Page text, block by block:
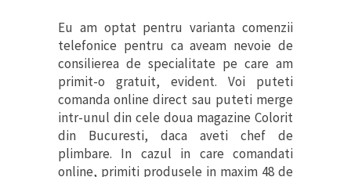
Eu am optat pentru varianta comenzii
telefonice pentru ca aveam nevoie de
consilierea de specialitate pe care am
primit-o gratuit, evident. Voi puteti
comanda online direct sau puteti merge
intr-unul din cele doua magazine Colorit
din Bucuresti, daca aveti chef de
plimbare. In cazul in care comandati
online, primiti produsele in maxim 48 de